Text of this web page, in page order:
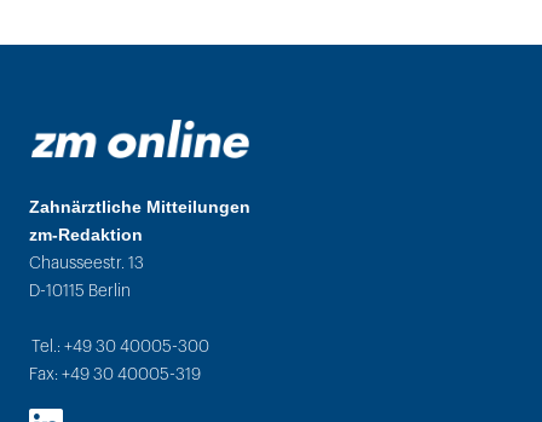
Zahnärztliche Mitteilungen
zm-Redaktion
Chausseestr. 13
D-10115 Berlin
Tel.: +49 30 40005-300
Fax: +49 30 40005-319